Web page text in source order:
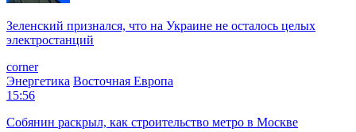
Зеленский признался, что на Украине не осталось целых
электростанций
corner
Энергетика Восточная Европа
15:56
Собянин раскрыл, как строительство метро в Москве